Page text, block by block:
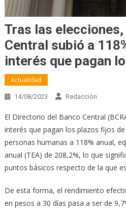
Tras las elecciones,
Central subió a
interés que pagan
Actualidad
14/08/2023 Redacción
El Directorio del Banco Central
interés que pagan los plazos fijos
personas humanas a 118% anual,
anual (TEA) de 208,2%, lo que
puntos básicos respecto de la que
De esta forma, el rendimiento
en pesos a 30 días pasa a ser de